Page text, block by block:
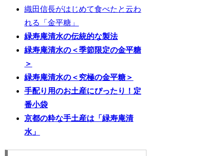
織田信長がはじめて食べたと云わ
れる「金平糖」
緑寿庵清水の伝統的な製法
緑寿庵清水の＜季節限定の金平糖
＞
緑寿庵清水の＜究極の金平糖＞
手配り用のお土産にぴったり！定
番小袋
京都の粋な手土産は「緑寿庵清
水」